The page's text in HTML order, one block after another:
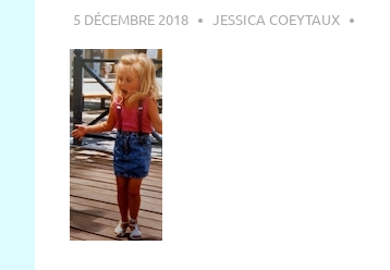
5 DÉCEMBRE 2018 JESSICA COEYTAUX